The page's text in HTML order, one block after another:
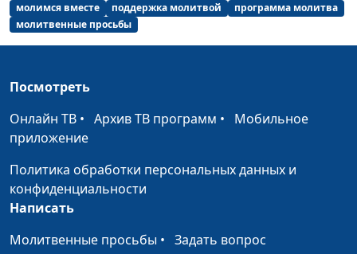
молимся вместе поддержка молитвой
программа молитва
молитвенные просьбы
Посмотреть
Онлайн ТВ • Архив ТВ программ • Мобильное
приложение
Политика обработки персональных данных и
конфиденциальности
Написать
Молитвенные просьбы • Задать вопрос